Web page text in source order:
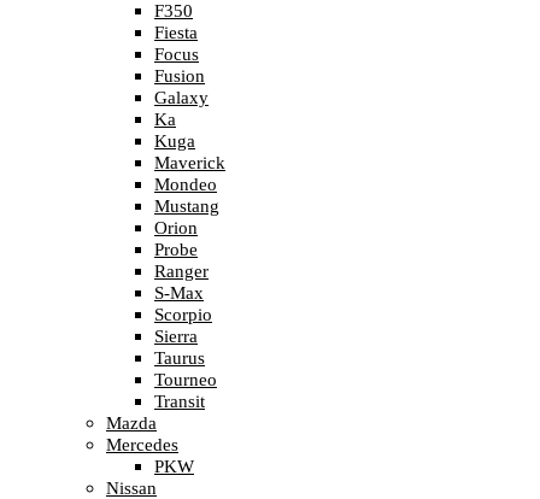
F350
Fiesta
Focus
Fusion
Galaxy
Ka
Kuga
Maverick
Mondeo
Mustang
Orion
Probe
Ranger
S-Max
Scorpio
Sierra
Taurus
Tourneo
Transit
Mazda
Mercedes
PKW
Nissan